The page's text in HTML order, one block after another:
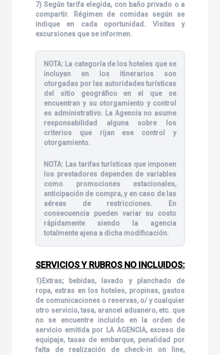
7) Según tarifa elegida, con baño privado o a
compartir. Régimen de comidas según se
indique en cada oportunidad. Visitas y
excursiones que se informen.
NOTA: La categoría de los hoteles que se
incluyan en los itinerarios son
otorgadas por las autoridades turísticas
del sitio geográfico en el que se
encuentran y su otorgamiento y control
es administrativo. La Agencia no asume
responsabilidad alguna sobre los
criterios que rijan ese control y
otorgamiento.
NOTA: Las tarifas turísticas que imponen
los prestadores dependen de variables
como promociones estacionales,
anticipación de compra, y en caso de las
aéreas de restricciones. En
consecuencia pueden variar su costo
rápidamente siendo la agencia
totalmente ajena a dicha modificación.
SERVICIOS Y RUBROS NO INCLUIDOS:
1)Extras; bebidas, lavado y planchado de
ropa, extras en los hoteles, propinas, gastos
de comunicaciones o reservas, o/ y cualquier
otro servicio, tasa, arancel aduanero, etc. que
no se encuentre incluido en la orden de
servicio emitida por LA AGENCIA, exceso de
equipaje, tasas de embarque, penalidad por
falta de realización de check-in on line,